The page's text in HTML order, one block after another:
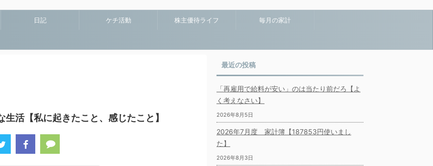
日記 ケチ活動 株主優待ライフ 毎月の家計
活【私に起きたこと、感じたこと】
最近の投稿
「再雇用で給料が安い」のは当たり前だろ【よ
く考えなさい】
2026年8月5日
2026年7月度 家計簿【187853円使いまし
た】
2026年8月3日